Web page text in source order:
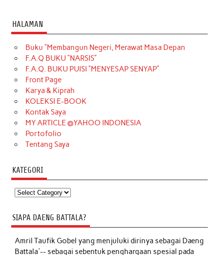
HALAMAN
Buku “Membangun Negeri, Merawat Masa Depan
F.A.Q BUKU “NARSIS”
F.A.Q. BUKU PUISI “MENYESAP SENYAP”
Front Page
Karya & Kiprah
KOLEKSI E-BOOK
Kontak Saya
MY ARTICLE @YAHOO INDONESIA
Portofolio
Tentang Saya
KATEGORI
Kategori
SIAPA DAENG BATTALA?
Amril Taufik Gobelyang menjuluki dirinya sebagai Daeng
Battala'-- sebagai sebentuk penghargaan spesial pada